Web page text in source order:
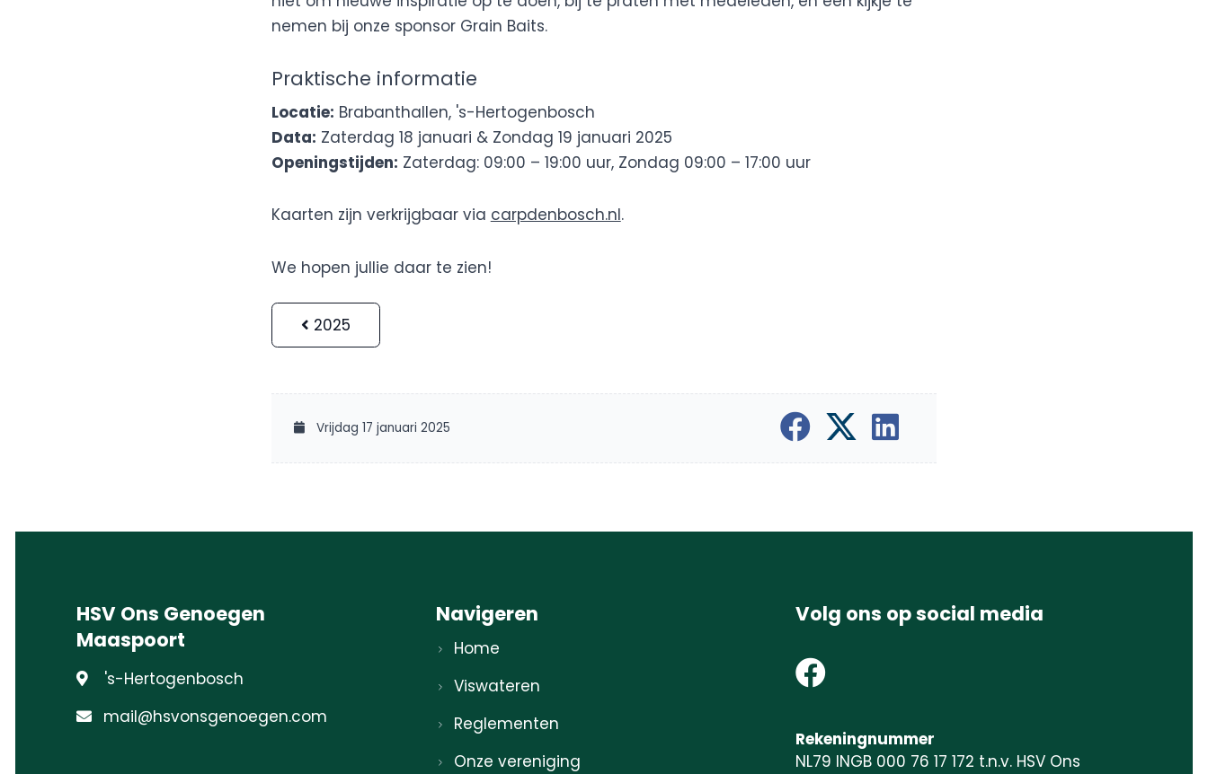
nemen bij onze sponsor Grain Baits.
Praktische informatie
Locatie: Brabanthallen, 's-Hertogenbosch
Data: Zaterdag 18 januari & Zondag 19 januari 2025
Openingstijden: Zaterdag: 09:00 – 19:00 uur, Zondag 09:00 – 17:00 uur
Kaarten zijn verkrijgbaar via carpdenbosch.nl.
We hopen jullie daar te zien!
2025
Vrijdag 17 januari 2025
HSV Ons Genoegen
Maaspoort
's-Hertogenbosch
mail@hsvonsgenoegen.com
Navigeren
Home
Viswateren
Reglementen
Onze vereniging
Volg ons op social media
Rekeningnummer
NL79 INGB 000 76 17 172 t.n.v. HSV Ons